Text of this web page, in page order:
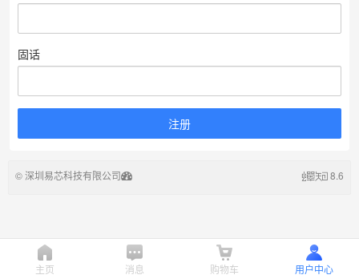
固话
© 深圳易芯科技有限公司 8.6
主页 消息 购物车 用户中心